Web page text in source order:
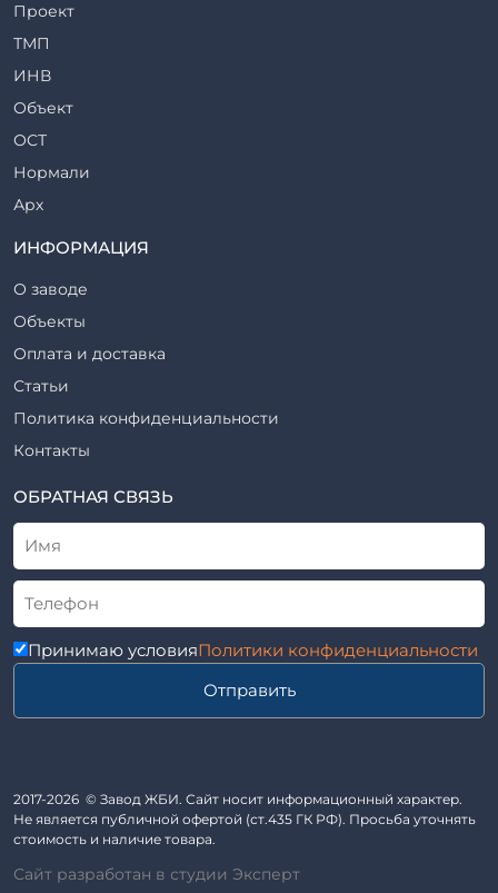
Ригели железобетонные
Сваи железобетонные
Стеновые блоки
Стойки железобетонные
Столбы железобетонные
Закладные детали
Трубы железобетонные
Утяжелители железобетонные
Фермы железобетонные
Фундаментные блоки
Фундаменты железобетонные
Шахты лифтов железобетонные
Шпалы железобетонные
Элементы благоустройства
Трубы асбоцементные
Приставки железобетонные (пасынки) Серия 3.407-57 и
ГОСТ 14295-75
Лестничные марши
Автопавильоны
Анкера железобетонные
Балки железобетонные
Блоки железобетонные
Кабины санитарно-технические
Козырьки входов для общественных зданий
Проект
ТМП
ИНВ
Объект
ОСТ
Нормали
Арх
ТР
Серия
ТП
ТПР
Шифр
Рабочие чертежи
ВСН
ТУ
Альбом
ИНФОРМАЦИЯ
О заводе
Объекты
Оплата и доставка
Статьи
Политика конфиденциальности
Контакты
ОБРАТНАЯ СВЯЗЬ
Принимаю условияПолитики конфиденциальности
Отправить
2017-2026 © Завод ЖБИ. Сайт носит информационный характер.
Не является публичной офертой (ст.435 ГК РФ). Просьба уточнять
стоимость и наличие товара.
Сайт разработан в студии Эксперт